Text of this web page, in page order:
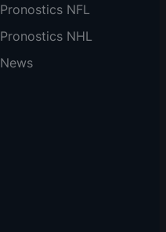
Pronostics NFL
Pronostics NHL
News